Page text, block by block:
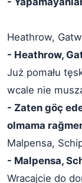
Heathrow,
- Heathrow,
Już pomału
wcale nie
- Zaten göç
olmama
Malpensa,
- Malpensa,
Wracajcie do